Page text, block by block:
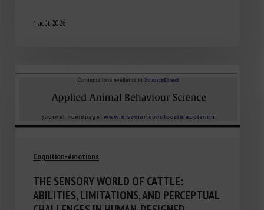
4 août 2026
Cognition-émotions
THE SENSORY WORLD OF CATTLE:
ABILITIES, LIMITATIONS, AND PERCEPTUAL